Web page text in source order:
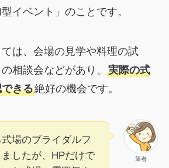
イベント」のことです。
は、会場の見学や料理の試
相談会などがあり、 実際の式
きる絶好の機会です。
筆者
場のブライダルフ
したが、HPだけで